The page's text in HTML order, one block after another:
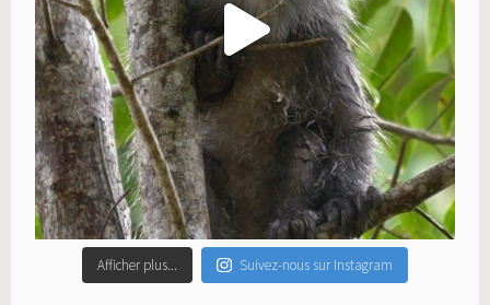
Afficher plus... Suivez-nous sur Instagram